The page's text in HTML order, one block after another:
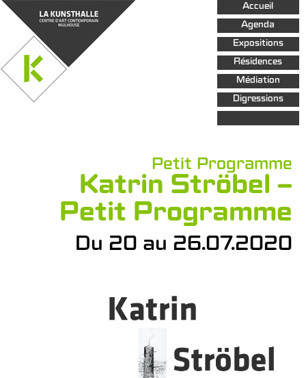
Aller au
contenu
principal
Accueil
Agenda
Expositions
Résidences
Médiation
Digressions
Petit Programme
Katrin Ströbel –
Petit Programme
Du 20 au 26.07.2020